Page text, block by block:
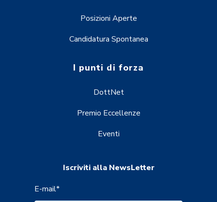
Posizioni Aperte
Candidatura Spontanea
I punti di forza
DottNet
Premio Eccellenze
Eventi
Iscriviti alla NewsLetter
E-mail*